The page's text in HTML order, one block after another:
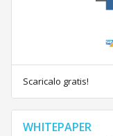
Scaricalo gratis!
WHITEPAPER